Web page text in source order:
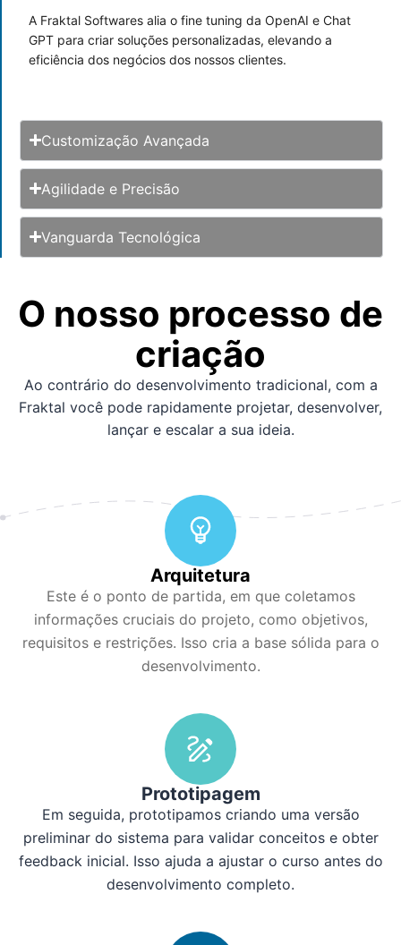
A Fraktal Softwares alia o fine tuning da OpenAI e Chat
GPT para criar soluções personalizadas, elevando a
eficiência dos negócios dos nossos clientes.
Customização Avançada
Agilidade e Precisão
Vanguarda Tecnológica
O nosso processo de
criação
Ao contrário do desenvolvimento tradicional, com a
Fraktal você pode rapidamente projetar, desenvolver,
lançar e escalar a sua ideia. ​
Arquitetura
Este é o ponto de partida, em que coletamos
informações cruciais do projeto, como objetivos,
requisitos e restrições. Isso cria a base sólida para o
desenvolvimento.
Prototipagem
Em seguida, prototipamos criando uma versão
preliminar do sistema para validar conceitos e obter
feedback inicial. Isso ajuda a ajustar o curso antes do
desenvolvimento completo.